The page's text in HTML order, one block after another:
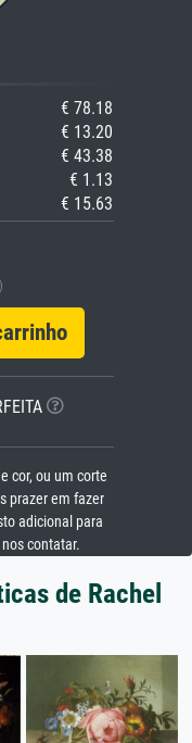
€ 78.18
€ 13.20
€ 43.38
€ 1.13
€ 15.63
cor, ou um corte
prazer em fazer
adicional para
contatar.
de Rachel